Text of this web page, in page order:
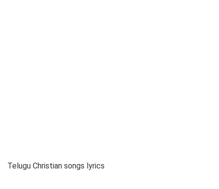
Telugu Christian songs lyrics